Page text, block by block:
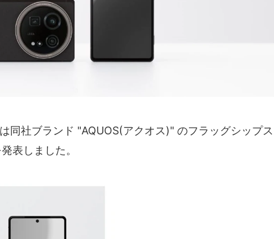
は同社ブランド "AQUOS(アクオス)" のフラッグシップス
表しました。